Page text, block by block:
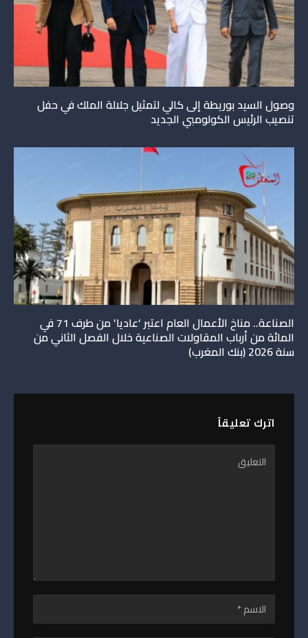
وصول السيد بوريطة إلى كالي لتمثيل جلالة الملك في حفل
تنصيب الرئيس الكولومبي الجديد
الصناعة.. مناخ الأعمال العام اعتبر ‘عاديا’ من طرف 71 في
المائة من أرباب المقاولات الصناعية خلال الفصل الثاني من
سنة 2026 (بنك المغرب)
اترك تعليقاً